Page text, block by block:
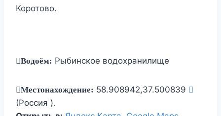
Коротово.
Водоём: Рыбинское водохранилище
Местонахождение: 58.908942,37.500839
(Россия ).